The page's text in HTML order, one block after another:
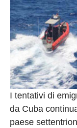
I tentativi di
da Cuba
paese